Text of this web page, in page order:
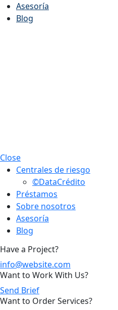
Asesoría
Blog
Close
Centrales de riesgo
©DataCrédito
Préstamos
Sobre nosotros
Asesoría
Blog
Have a Project?
info@website.com
Want to Work With Us?
Send Brief
Want to Order Services?